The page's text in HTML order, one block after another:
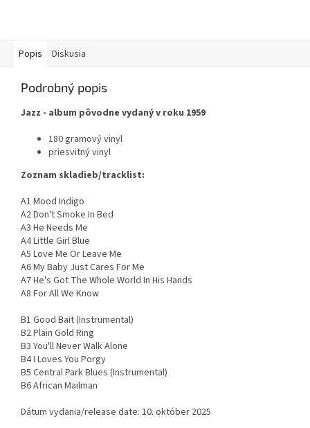
Popis Diskusia
Podrobný popis
Jazz - album pôvodne vydaný v roku 1959
180 gramový vinyl
priesvitný vinyl
Zoznam skladieb/tracklist:
A1 Mood Indigo
A2 Don't Smoke In Bed
A3 He Needs Me
A4 Little Girl Blue
A5 Love Me Or Leave Me
A6 My Baby Just Cares For Me
A7 He's Got The Whole World In His Hands
A8 For All We Know
B1 Good Bait (Instrumental)
B2 Plain Gold Ring
B3 You'll Never Walk Alone
B4 I Loves You Porgy
B5 Central Park Blues (Instrumental)
B6 African Mailman
Dátum vydania/release date: 10. október 2025